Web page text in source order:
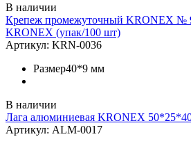
В наличии
Крепеж промежуточный KRONEX №
KRONEX (упак/100 шт)
Артикул: KRN-0036
Размер40*9 мм
В наличии
Лага алюминиевая KRONEX
Артикул: ALM-0017